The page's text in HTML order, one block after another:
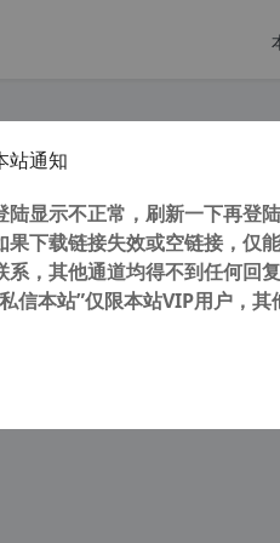
脚本录制工具 AU3Record v3.3 汉化版
载请注明： 转载自 cnorg.12hp.de
上的访问高...
站通知
陆显示不正常，刷新一下再登
果下载链接失效或空链接，仅
系，其他通道均得不到任何回
信本站”仅限本站VIP用户，